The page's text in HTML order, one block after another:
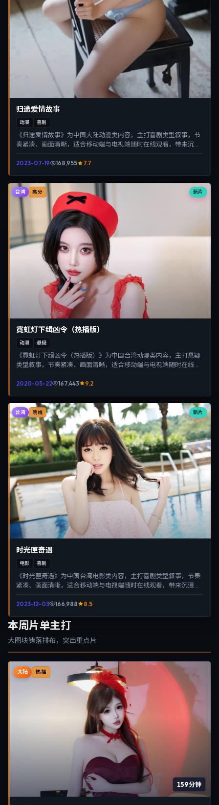
归途爱情故事
动漫 喜剧
《归途爱情故事》为中国大陆动漫类内容，主打喜剧类型叙事，节
奏紧凑、画面清晰，适合移动端与电视端随时在线观看，带来沉浸
2023-07-19 168,955 7.7
新片
台湾 高分
霓虹灯下缉凶令（热播版）
动漫 悬疑
《霓虹灯下缉凶令（热播版）》为中国台湾动漫类内容，主打悬疑
类型叙事，节奏紧凑、画面清晰，适合移动端与电视端随时在线观
2020-05-22 167,443 9.2
新片
台湾 院线
时光匣奇遇
电影 喜剧
《时光匣奇遇》为中国台湾电影类内容，主打喜剧类型叙事，节奏
紧凑、画面清晰，适合移动端与电视端随时在线观看，带来沉浸式
2023-12-03 166,988 8.5
本周片单主打
大图块错落排布，突出重点片
大陆 热播
159分钟